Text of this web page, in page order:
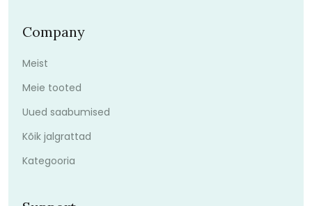
Company
Meist
Meie tooted
Uued saabumised
Kõik jalgrattad
Kategooria